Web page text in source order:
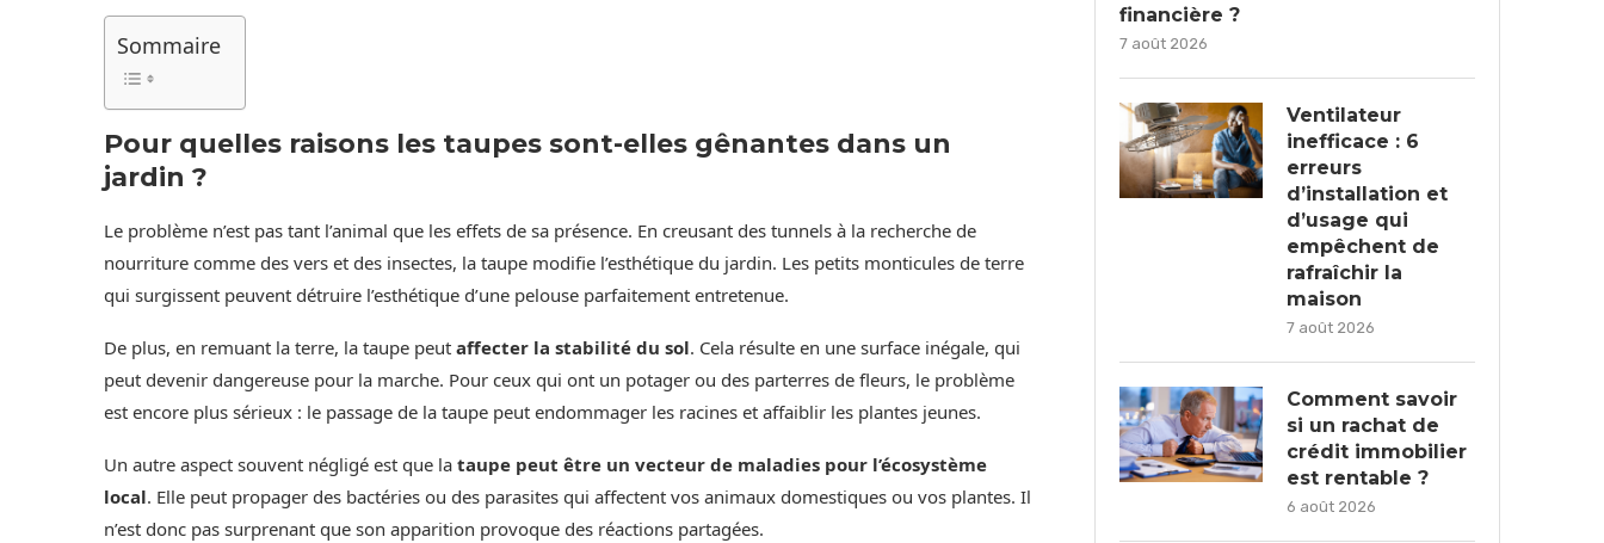
Sommaire
Pour quelles raisons les taupes sont-elles gênantes dans un
jardin ?
Le problème n’est pas tant l’animal que les effets de sa présence. En creusant des tunnels à la recherche de
nourriture comme des vers et des insectes, la taupe modifie l’esthétique du jardin. Les petits monticules de terre
qui surgissent peuvent détruire l’esthétique d’une pelouse parfaitement entretenue.
De plus, en remuant la terre, la taupe peut affecter la stabilité du sol. Cela résulte en une surface inégale, qui
peut devenir dangereuse pour la marche. Pour ceux qui ont un potager ou des parterres de fleurs, le problème
est encore plus sérieux : le passage de la taupe peut endommager les racines et affaiblir les plantes jeunes.
Un autre aspect souvent négligé est que la taupe peut être un vecteur de maladies pour l’écosystème
local. Elle peut propager des bactéries ou des parasites qui affectent vos animaux domestiques ou vos plantes. Il
n’est donc pas surprenant que son apparition provoque des réactions partagées.
financière ?
7 août 2026
Ventilateur
inefficace : 6
erreurs
d’installation et
d’usage qui
empêchent de
rafraîchir la
maison
7 août 2026
Comment savoir
si un rachat de
crédit immobilier
est rentable ?
6 août 2026